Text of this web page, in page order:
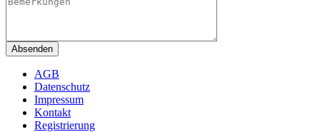
Absenden
AGB
Datenschutz
Impressum
Kontakt
Registrierung